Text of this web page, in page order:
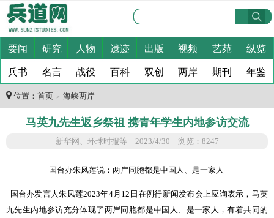
要闻 研究 人物 遗迹 出版 视频 艺苑 纵览
兵书 名言 战役 百科 双创 两岸 期刊 年鉴
位置： 首页 ＞ 海峡两岸
马英九先生返乡祭祖 携青年学生内地参访交流
新华网、环球时报等 2023/4/30 浏览：8247
国台办朱凤莲说： 两岸同胞都是中国人、是一家人
国台办发言人朱凤莲2023年4月 12 日在例行新闻发布会上应询表示，马英
九先生内地参访充分体现了两岸同胞都是中国人、是一家人，有着共同的